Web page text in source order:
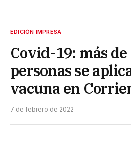
EDICIÓN IMPRESA
Covid-19: más
personas se
vacuna en
7 de febrero de 2022